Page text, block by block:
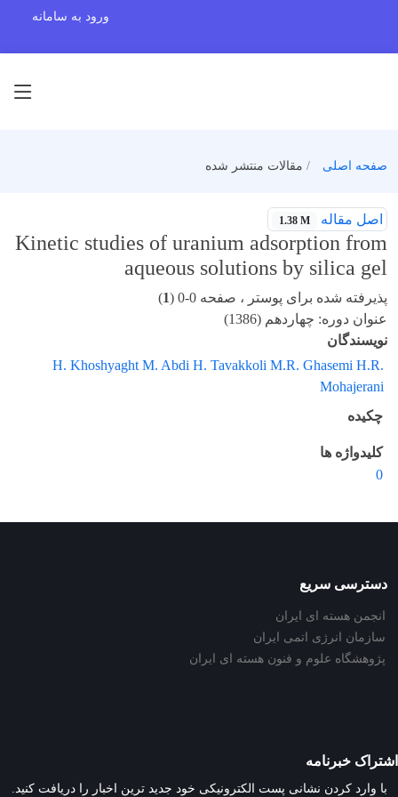
ورود به سامانه
صفحه اصلی مقالات منتشر شده
اصل مقاله 1.38 M
Kinetic studies of uranium adsorption from
aqueous solutions by silica gel
پذیرفته شده برای پوستر ، صفحه 0-0 ( 1
)
عنوان دوره: چهاردهم (1386)
نویسندگان
H. Khoshyaght M. Abdi H. Tavakkoli M.R. Ghasemi H.R.
Mohajerani
چکیده
کلیدواژه ها
0
دسترسی سریع
انجمن هسته ای ایران
سازمان انرژی اتمی ایران
پژوهشگاه علوم و فنون هسته ای ایران
اشتراک خبرنامه
با وارد کردن نشانی پست الکترونیکی خود جدید ترین اخبار را دریافت کنید.